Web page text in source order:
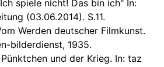
spiele nicht! Das bin ich" In:
(03.06.2014). S.11.
Werden deutscher Filmkunst.
bilderdienst, 1935.
Pünktchen und der Krieg. In: taz